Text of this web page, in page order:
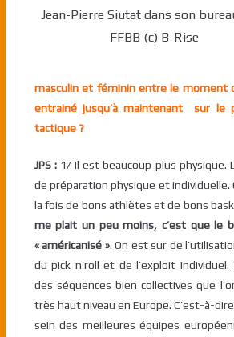
Jean-Pierre Siutat dans son
FFBB (c) B-Rise
masculin et féminin entre le moment
entrainé jusqu’à maintenant sur le
tactique ?
JPS : 1/ Il est beaucoup plus physique.
de préparation physique et individuelle.
la fois de bons athlètes et de bons
me plait un peu moins, c’est que le
« américanisé ». On est sur de
du pick n’roll et de l’exploit
des séquences bien collectives que
très haut niveau en Europe. C’est-à-
sein des meilleures équipes